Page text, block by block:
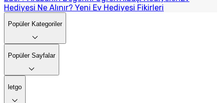
Hediyesi Ne Alınır? Yeni Ev Hediyesi Fikirleri
Popüler Kategoriler
Popüler Sayfalar
letgo